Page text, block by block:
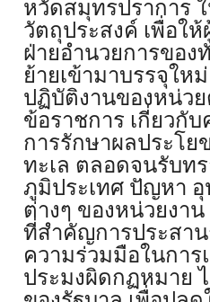
หวัดสมุทรปราการ
วัตถุประสงค์ เพื่อใ
ฝ่ายอำนวยการของ
ย้ายเข้ามาบรรจุให
ปฏิบัติงานของหน่ว
ข้อราชการ เกี่ยวกั
การรักษาผลประโย
ทะเล ตลอดจนรับท
ภูมิประเทศ ปัญหา
ต่างๆ ของหน่วยงาน
ที่สำคัญการประสา
ความร่วมมือในการ
ประมงผิดกฏหมาย